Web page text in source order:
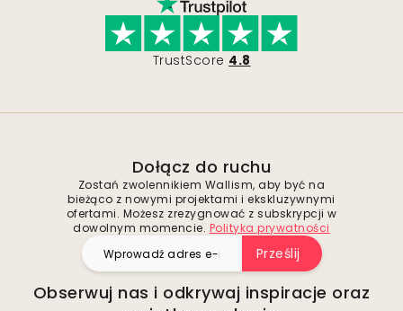
TrustScore 4.8
Dołącz do ruchu
Zostań zwolennikiem Wallism, aby być na
bieżąco z nowymi projektami i ekskluzywnymi
ofertami. Możesz zrezygnować z subskrypcji w
dowolnym momencie. Polityka prywatności
Prześlij
Obserwuj nas i odkrywaj inspiracje oraz